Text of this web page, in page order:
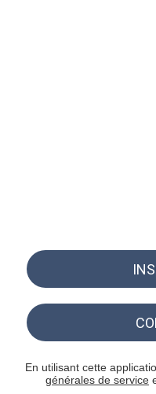
En utilisant cette
générales de service